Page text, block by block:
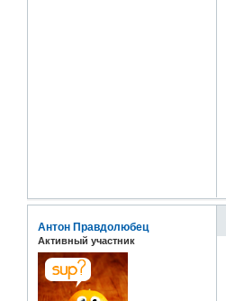
Антон Правдолюбец
Активный участник